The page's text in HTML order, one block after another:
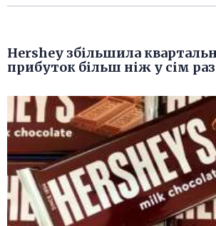
Hershey збільшила
прибуток більш ніж у сім